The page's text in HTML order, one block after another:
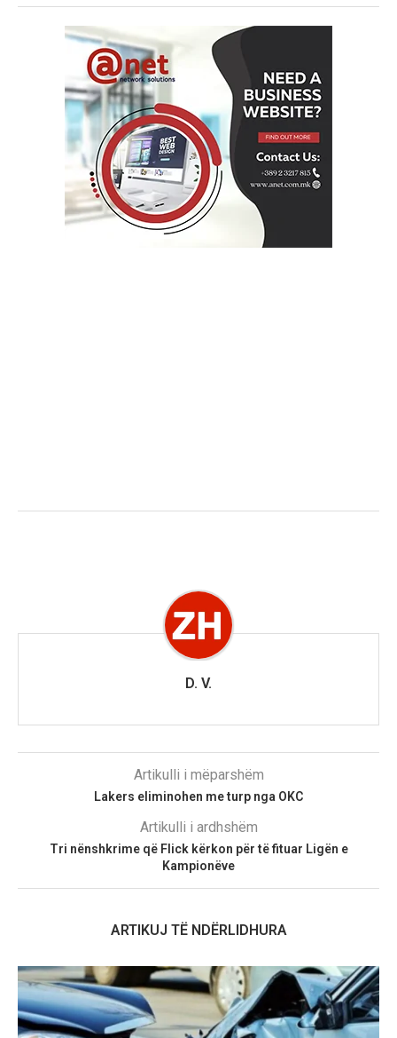
D. V.
Artikulli i mëparshëm
Lakers eliminohen me turp nga OKC
Artikulli i ardhshëm
Tri nënshkrime që Flick kërkon për të fituar Ligën e
Kampionëve
ARTIKUJ TË NDËRLIDHURA